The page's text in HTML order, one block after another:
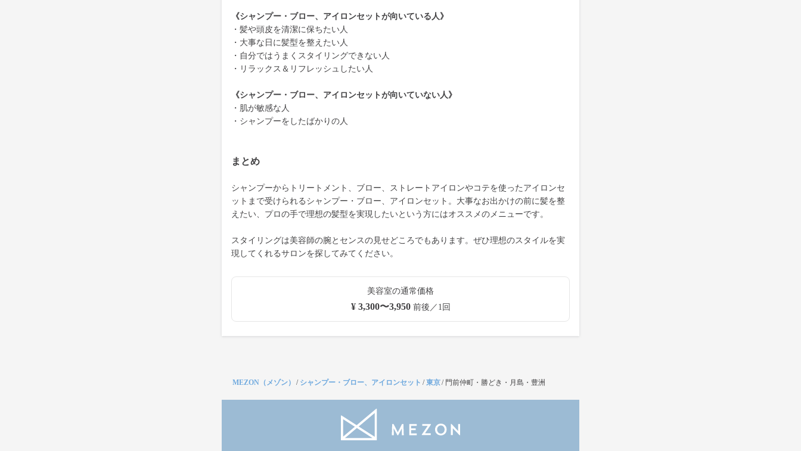
《シャンプー・ブロー、アイロンセットが向いている人》
・髪や頭皮を清潔に保ちたい人
・大事な日に髪型を整えたい人
・自分ではうまくスタイリングできない人
・リラックス＆リフレッシュしたい人
《シャンプー・ブロー、アイロンセットが向いていない人》
・肌が敏感な人
・シャンプーをしたばかりの人
まとめ
シャンプーからトリートメント、ブロー、ストレートアイロンやコテを使ったアイロンセ
ットまで受けられるシャンプー・ブロー、アイロンセット。大事なお出かけの前に髪を整
えたい、プロの手で理想の髪型を実現したいという方にはオススメのメニューです。
スタイリングは美容師の腕とセンスの見せどころでもあります。ぜひ理想のスタイルを実
現してくれるサロンを探してみてください。
美容室の通常価格
¥ 3,300〜3,950前後／1回
MEZON（メゾン） / シャンプー・ブロー、アイロンセット /東京/ 門前仲町・勝どき・月島・豊洲